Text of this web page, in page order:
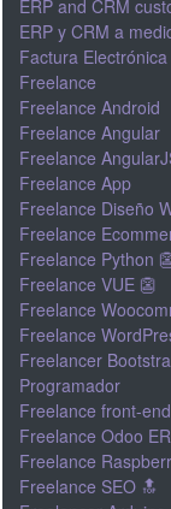
ERP and CRM
ERP y CRM a
Factura Electrónica
Freelance
Freelance Android
Freelance Angular
Freelance
Freelance App
Freelance Diseño
Freelance
Freelance Python
Freelance VUE 👺
Freelance
Freelance
Freelancer
Programador
Freelance front-
Freelance Odoo
Freelance
Freelance SEO 🔝